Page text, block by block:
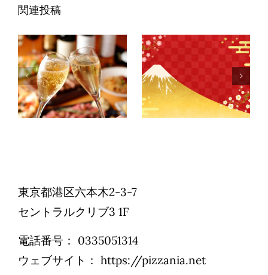
関連投稿
年末年始休
業のお知ら
せ
年末年始の
営業日のお
知らせ
東京都港区六本木2-3-7
セントラルクリブ3 1F
電話番号： 0335051314
ウェブサイト： https://pizzania.net